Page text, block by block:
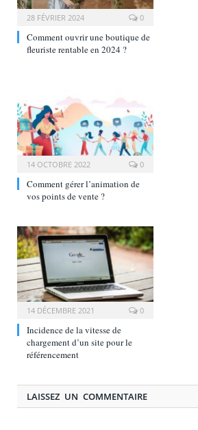
28 FÉVRIER 2024 0
Comment ouvrir une boutique de
fleuriste rentable en 2024 ?
14 OCTOBRE 2022 0
Comment gérer l’animation de
vos points de vente ?
14 DÉCEMBRE 2021 0
Incidence de la vitesse de
chargement d’un site pour le
référencement
LAISSEZ UN COMMENTAIRE